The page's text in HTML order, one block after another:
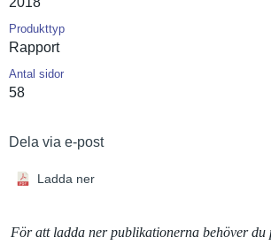
Produkttyp
Rapport
Antal sidor
58
Dela via e-post
Ladda ner
För att ladda ner publikationerna behöver du